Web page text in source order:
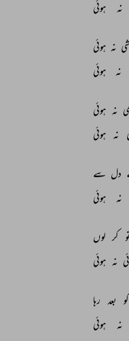
نہ ہوئی
نہ ہوئی
نہ ہوئی
نہ ہوئی
نہ ہوئی
دل سے
نہ ہوئی
کر لوں
نہ ہوئی
کو بعد رہا
نہ ہوئی